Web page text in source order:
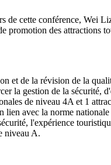
de cette conférence, Wei
promotion des attractions
de la révision de la
la gestion de la sécurité,
de niveau 4A et 1
lien avec la norme
l'expérience
niveau A.